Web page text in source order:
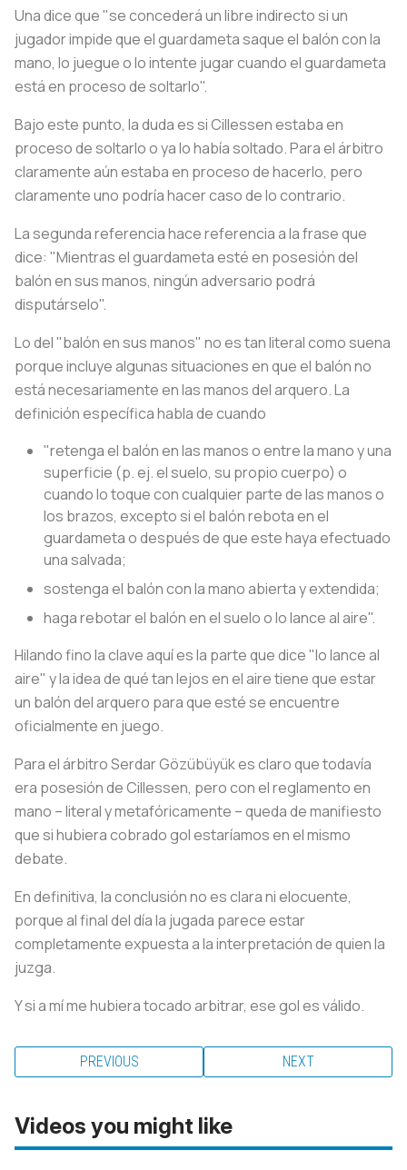
Una dice que "se concederá un libre indirecto si un
jugador impide que el guardameta saque el balón con la
mano, lo juegue o lo intente jugar cuando el guardameta
está en proceso de soltarlo".
Bajo este punto, la duda es si Cillessen estaba en
proceso de soltarlo o ya lo había soltado. Para el árbitro
claramente aún estaba en proceso de hacerlo, pero
claramente uno podría hacer caso de lo contrario.
La segunda referencia hace referencia a la frase que
dice: "Mientras el guardameta esté en posesión del
balón en sus manos, ningún adversario podrá
disputárselo".
Lo del "balón en sus manos" no es tan literal como suena
porque incluye algunas situaciones en que el balón no
está necesariamente en las manos del arquero. La
definición específica habla de cuando
"retenga el balón en las manos o entre la mano y una
superficie (p. ej. el suelo, su propio cuerpo) o
cuando lo toque con cualquier parte de las manos o
los brazos, excepto si el balón rebota en el
guardameta o después de que este haya efectuado
una salvada;
sostenga el balón con la mano abierta y extendida;
haga rebotar el balón en el suelo o lo lance al aire".
Hilando fino la clave aquí es la parte que dice "lo lance al
aire" y la idea de qué tan lejos en el aire tiene que estar
un balón del arquero para que esté se encuentre
oficialmente en juego.
Para el árbitro Serdar Gözübüyük es claro que todavía
era posesión de Cillessen, pero con el reglamento en
mano – literal y metafóricamente – queda de manifiesto
que si hubiera cobrado gol estaríamos en el mismo
debate.
En definitiva, la conclusión no es clara ni elocuente,
porque al final del día la jugada parece estar
completamente expuesta a la interpretación de quien la
juzga.
Y si a mí me hubiera tocado arbitrar, ese gol es válido.
PREVIOUS NEXT
Videos you might like